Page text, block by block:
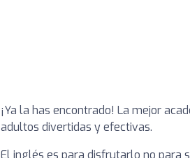
¡Ya la has encontrado! La mejor
adultos divertidas y efectivas.
El inglés es para disfrutarlo no para